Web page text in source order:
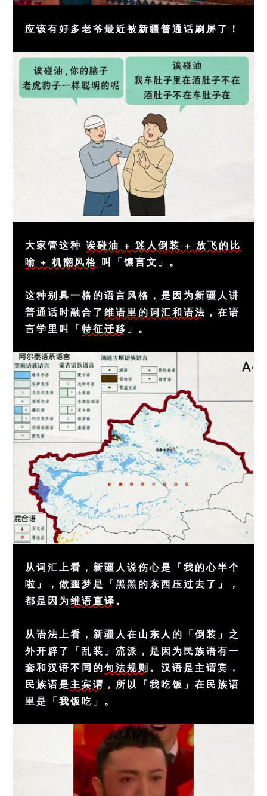
应该有好多老爷最近被新疆普通话刷屏了！
大家管这种诶碰油 + 迷人倒装 + 放飞的比
喻 + 机翻风格 叫「馕言文」。
这种别具一格的语言风格，是因为新疆人讲
普通话时融合了维语里的词汇和语法 ，在语
言学里叫「特征迁移 」。
从词汇上看，新疆人说伤心是「我的心半个
啦」，做噩梦是「黑黑的东西压过去了」，
都是因为维语直译。
从语法上看，新疆人在山东人的「倒装」之
外开辟了「乱装」流派，是因为民族语有一
套和汉语不同的句法规则。汉语是主谓宾，
民族语是主宾谓 ，所以「我吃饭」在民族语
里是「我饭吃」。